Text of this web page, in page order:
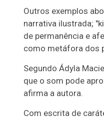
Outros exemplos
narrativa ilustrada;
de permanência e
como metáfora dos
Segundo Ádyla
que o som pode
afirma a autora.
Com escrita de